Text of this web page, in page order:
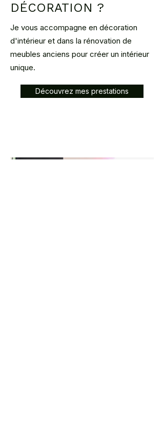
DÉCORATION ?
Je vous accompagne en décoration
d'intérieur et dans la rénovation de
meubles anciens pour créer un intérieur
unique.
Découvrez mes prestations